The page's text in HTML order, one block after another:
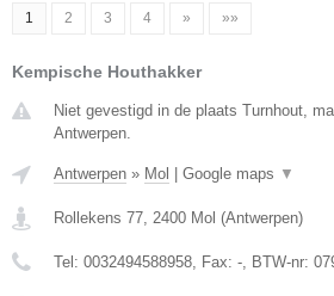
1 2 3 4 » »»
Kempische Houthakker
Niet gevestigd in de plaats Turnhout,
Antwerpen.
Antwerpen » Mol Google maps ▼
Rollekens 77, 2400 Mol (Antwerpen)
Tel: 0032494588958, Fax: -, BTW-nr: